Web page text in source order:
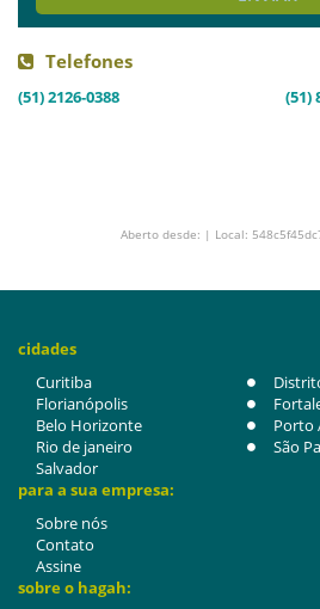
Telefones
(51) 2126-0388 (51)
Aberto desde: | Local:
cidades
Curitiba
Florianópolis
Belo Horizonte
Porto
Rio de janeiro
São
Salvador
para a sua empresa:
Sobre nós
Contato
Assine
sobre o hagah: